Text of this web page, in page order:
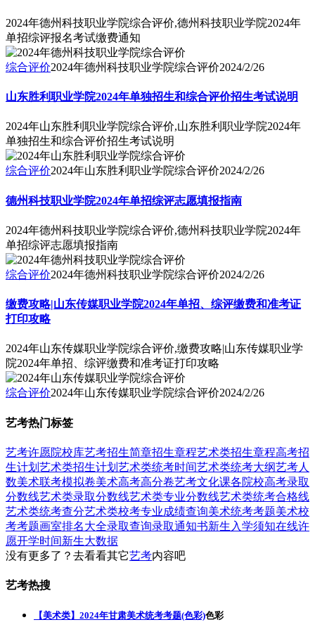
2024年德州科技职业学院综合评价,德州科技职业学院2024年
单招综评报名考试缴费通知
综合评价2024年德州科技职业学院综合评价2024/2/26
山东胜利职业学院2024年单独招生和综合评价招生考试说明
2024年山东胜利职业学院综合评价,山东胜利职业学院2024年
单独招生和综合评价招生考试说明
综合评价2024年山东胜利职业学院综合评价2024/2/26
德州科技职业学院2024年单招综评志愿填报指南
2024年德州科技职业学院综合评价,德州科技职业学院2024年
单招综评志愿填报指南
综合评价2024年德州科技职业学院综合评价2024/2/26
缴费攻略|山东传媒职业学院2024年单招、综评缴费和准考证
打印攻略
2024年山东传媒职业学院综合评价,缴费攻略|山东传媒职业学
院2024年单招、综评缴费和准考证打印攻略
综合评价2024年山东传媒职业学院综合评价2024/2/26
艺考热门标签
艺考许愿院校库艺考招生简章招生章程艺术类招生章程高考招
生计划 艺术类招生计划 艺术类统考时间艺术类统考大纲艺考人
数美术联考模拟卷美术高考高分卷艺考文化课各院校高考录取
分数线艺术类录取分数线艺术类专业分数线艺术类统考合格线
艺术类统考查分艺术类校考专业成绩查询美术统考考题美术校
考考题画室排名大全录取查询录取通知书新生入学须知在线许
愿开学时间新生大数据
没有更多了？去看看其它艺考内容吧
艺考热搜
【美术类】2024年甘肃美术统考考题(色彩)色彩